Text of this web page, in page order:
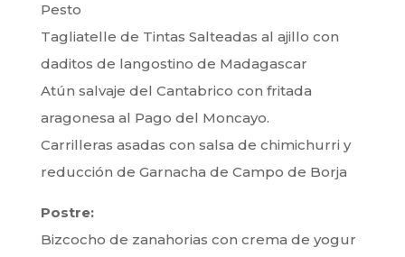
Pesto
Tagliatelle de Tintas Salteadas al ajillo con
daditos de langostino de Madagascar
Atún salvaje del Cantabrico con fritada
aragonesa al Pago del Moncayo.
Carrilleras asadas con salsa de chimichurri y
reducción de Garnacha de Campo de Borja
Postre:
Bizcocho de zanahorias con crema de yogur